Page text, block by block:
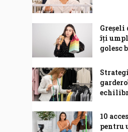
Greșeli
îți
golesc
10
pentru